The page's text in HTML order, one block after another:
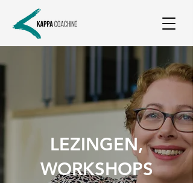
LEZINGEN,
WORKSHOPS